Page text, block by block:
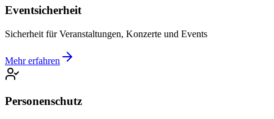
Eventsicherheit
Sicherheit für Veranstaltungen, Konzerte und Events
Mehr erfahren
Personenschutz